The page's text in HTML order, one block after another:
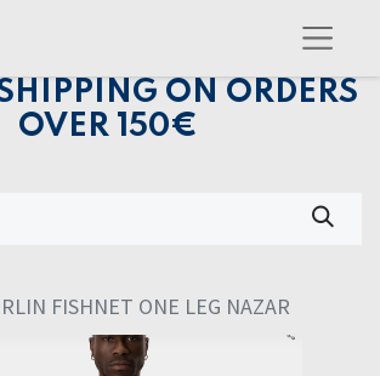
SHIPPING ON ORDERS
OVER 150€
FISHNET ONE LEG NAZAR